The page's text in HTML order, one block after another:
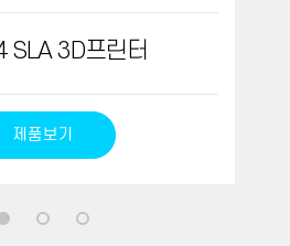
SLA 3D프린터
제품보기